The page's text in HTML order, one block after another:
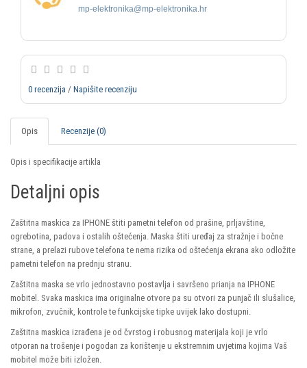
mp-elektronika@mp-elektronika.hr
0 recenzija / Napišite recenziju
Opis Recenzije (0)
Opis i specifikacije artikla
Detaljni opis
Zaštitna maskica za IPHONE štiti pametni telefon od prašine, prljavštine,
ogrebotina, padova i ostalih oštećenja. Maska štiti uređaj za stražnje i bočne
strane, a prelazi rubove telefona te nema rizika od oštećenja ekrana ako odložite
pametni telefon na prednju stranu.
Zaštitna maska se vrlo jednostavno postavlja i savršeno prianja na IPHONE
mobitel. Svaka maskica ima originalne otvore pa su otvori za punjač ili slušalice,
mikrofon, zvučnik, kontrole te funkcijske tipke uvijek lako dostupni.
Zaštitna maskica izrađena je od čvrstog i robusnog materijala koji je vrlo
otporan na trošenje i pogodan za korištenje u ekstremnim uvjetima kojima Vaš
mobitel može biti izložen.